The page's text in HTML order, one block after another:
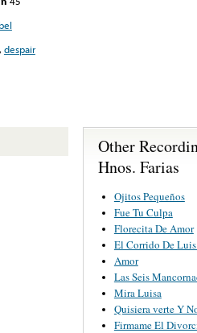
despair
Other
Hnos. Farias
Ojitos Pequeños
Fue Tu Culpa
Florecita De Amor
El Corrido De
Amor
Las Seis
Mira Luisa
Quisiera verte Y
Firmame El